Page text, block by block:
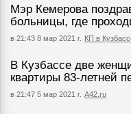
Мэр Кемерова
больницы, где
в 21:43 8 мар 2021 г. КП в
В Кузбассе две
квартиры 83-летней
в 21:47 5 мар 2021 г. А42.ru